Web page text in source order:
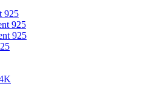
925
925
925